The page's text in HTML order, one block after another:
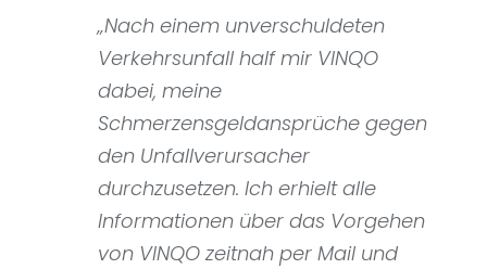
„Nach einem unverschuldeten
Verkehrsunfall half mir VINQO
dabei, meine
Schmerzensgeldansprüche gegen
den Unfallverursacher
durchzusetzen. Ich erhielt alle
Informationen über das Vorgehen
von VINQO zeitnah per Mail und